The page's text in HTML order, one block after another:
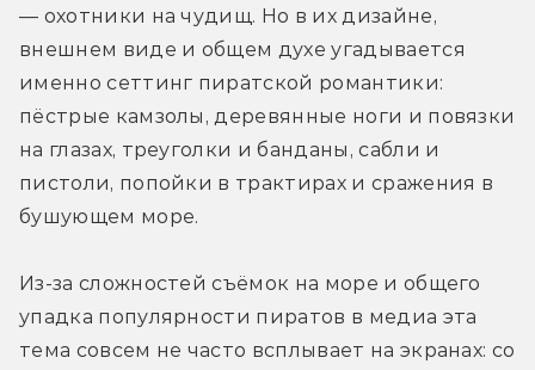
— охотники на чудищ. Но в их дизайне,
внешнем виде и общем духе угадывается
именно сеттинг пиратской романтики:
пёстрые камзолы, деревянные ноги и повязки
на глазах, треуголки и банданы, сабли и
пистоли, попойки в трактирах и сражения в
бушующем море.
Из-за сложностей съёмок на море и общего
упадка популярности пиратов в медиа эта
тема совсем не часто всплывает на экранах: со